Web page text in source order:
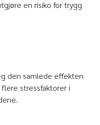
en risiko for trygg
den samlede effekten
stressfaktorer i